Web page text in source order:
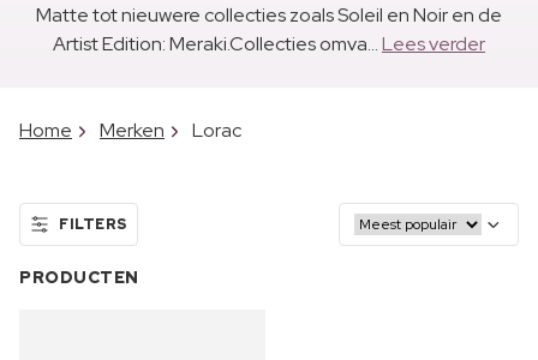
Matte tot nieuwere collecties zoals Soleil en Noir en de
Artist Edition: Meraki.Collecties omva...Lees verder
Home Merken Lorac
FILTERS
PRODUCTEN